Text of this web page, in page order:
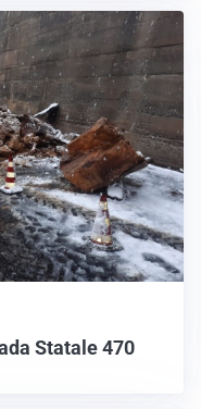
Statale 470